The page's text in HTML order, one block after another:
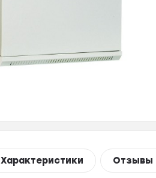
Характеристики Отзывы